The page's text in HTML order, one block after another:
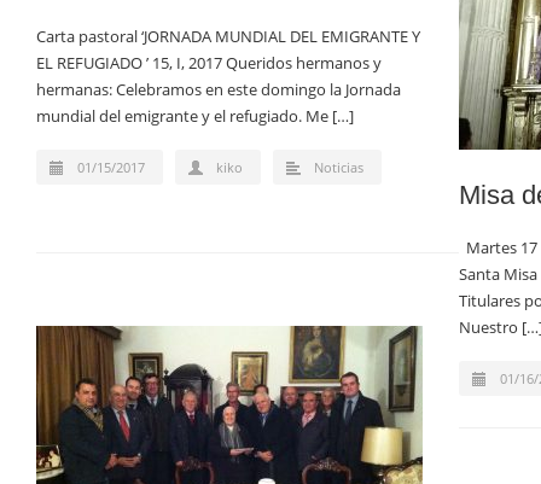
Misa
Martes
Santa
Titulares
Nuestro
01/16/
Carta pastoral ‘JORNADA MUNDIAL DEL EMIGRANTE Y
EL REFUGIADO ’ 15, I, 2017 Queridos hermanos y
hermanas: Celebramos en este domingo la Jornada
mundial del emigrante y el refugiado. Me […]
01/15/2017 kiko Noticias